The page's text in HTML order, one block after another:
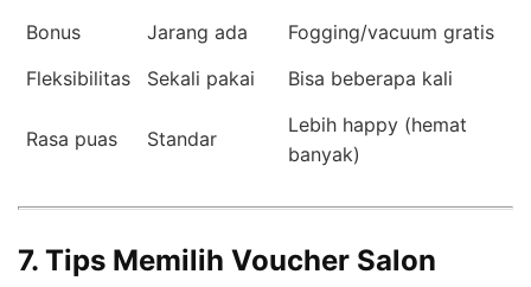
Bonus Jarang ada
Fogging/vacuum gratis
Fleksibilitas
Sekali pakai Bisa beberapa kali
Rasa puas Standar
Lebih happy (hemat
banyak)
7. Tips Memilih Voucher Salon